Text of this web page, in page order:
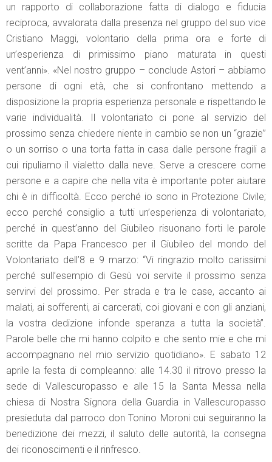
un rapporto di collaborazione fatta di dialogo e fiducia
reciproca, avvalorata dalla presenza nel gruppo del suo vice
Cristiano Maggi, volontario della prima ora e forte di
un’esperienza di primissimo piano maturata in questi
vent’anni». «Nel nostro gruppo – conclude Astori – abbiamo
persone di ogni età, che si confrontano mettendo a
disposizione la propria esperienza personale e rispettando le
varie individualità. Il volontariato ci pone al servizio del
prossimo senza chiedere niente in cambio se non un “grazie”
o un sorriso o una torta fatta in casa dalle persone fragili a
cui ripuliamo il vialetto dalla neve. Serve a crescere come
persone e a capire che nella vita è importante poter aiutare
chi è in difficoltà. Ecco perché io sono in Protezione Civile;
ecco perché consiglio a tutti un’esperienza di volontariato,
perché in quest’anno del Giubileo risuonano forti le parole
scritte da Papa Francesco per il Giubileo del mondo del
Volontariato dell’8 e 9 marzo: “Vi ringrazio molto carissimi
perché sull’esempio di Gesù voi servite il prossimo senza
servirvi del prossimo. Per strada e tra le case, accanto ai
malati, ai sofferenti, ai carcerati, coi giovani e con gli anziani,
la vostra dedizione infonde speranza a tutta la società”.
Parole belle che mi hanno colpito e che sento mie e che mi
accompagnano nel mio servizio quotidiano». E sabato 12
aprile la festa di compleanno: alle 14.30 il ritrovo presso la
sede di Vallescuropasso e alle 15 la Santa Messa nella
chiesa di Nostra Signora della Guardia in Vallescuropasso
presieduta dal parroco don Tonino Moroni cui seguiranno la
benedizione dei mezzi, il saluto delle autorità, la consegna
dei riconoscimenti e il rinfresco.